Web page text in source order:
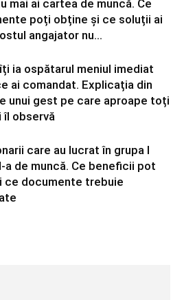
mai ai cartea de muncă. Ce
poți obține și ce soluții ai
angajator nu...
ia ospătarul meniul imediat
ai comandat. Explicația din
unui gest pe care aproape toți
observă
care au lucrat în grupa I
a de muncă. Ce beneficii pot
ce documente trebuie